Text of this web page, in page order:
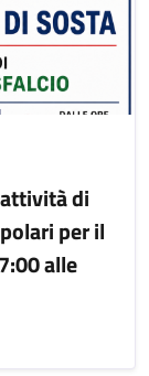
di
per il
alle